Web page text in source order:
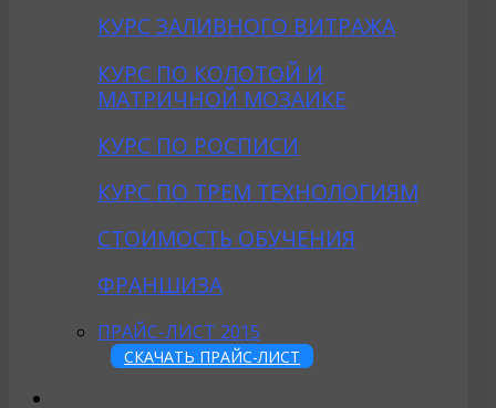
КУРС ЗАЛИВНОГО ВИТРАЖА
КУРС ПО КОЛОТОЙ И
МАТРИЧНОЙ МОЗАИКЕ
КУРС ПО РОСПИСИ
КУРС ПО ТРЕМ ТЕХНОЛОГИЯМ
СТОИМОСТЬ ОБУЧЕНИЯ
ФРАНШИЗА
ПРАЙС-ЛИСТ 2015
СКАЧАТЬ ПРАЙС-ЛИСТ